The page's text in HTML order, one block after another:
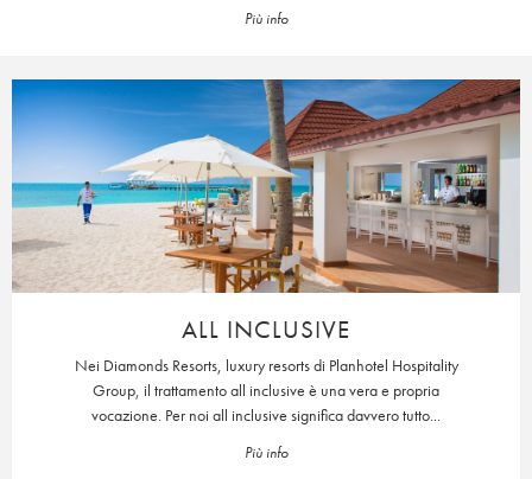
Più info
ALL INCLUSIVE
Nei Diamonds Resorts, luxury resorts di Planhotel Hospitality
Group, il trattamento all inclusive è una vera e propria
vocazione. Per noi all inclusive significa davvero tutto...
Più info